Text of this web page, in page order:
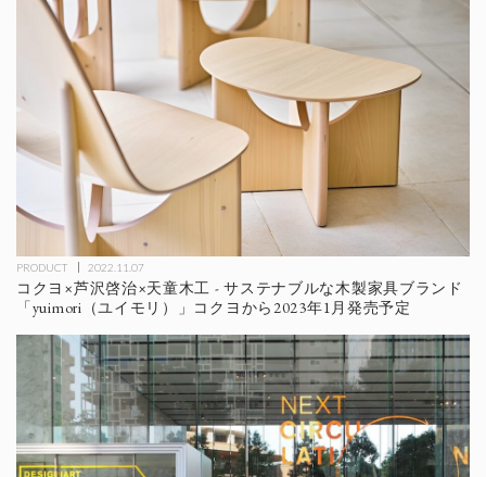
PRODUCT 2022.11.07
コクヨ×芦沢啓治×天童木工 - サステナブルな木製家具ブランド
「yuimori（ユイモリ）」コクヨから2023年1月発売予定